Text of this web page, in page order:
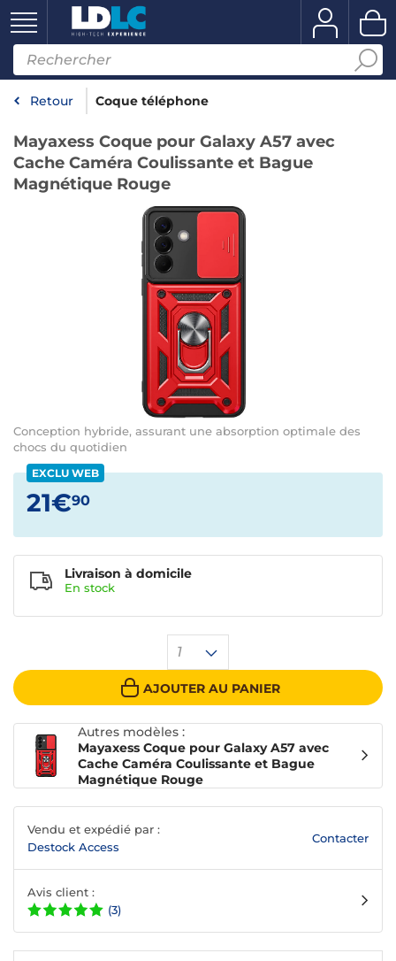
Retour Coque téléphone
Mayaxess Coque pour Galaxy A57 avec
Cache Caméra Coulissante et Bague
Magnétique Rouge
Conception hybride, assurant une absorption optimale des
chocs du quotidien
EXCLU WEB
21€90
1
AJOUTER AU PANIER
Livraison à domicile
En stock
Autres modèles :
Mayaxess Coque pour Galaxy A57 avec
Cache Caméra Coulissante et Bague
Magnétique Rouge
Vendu et expédié par :
Destock Access
Contacter
Avis client :
(3)